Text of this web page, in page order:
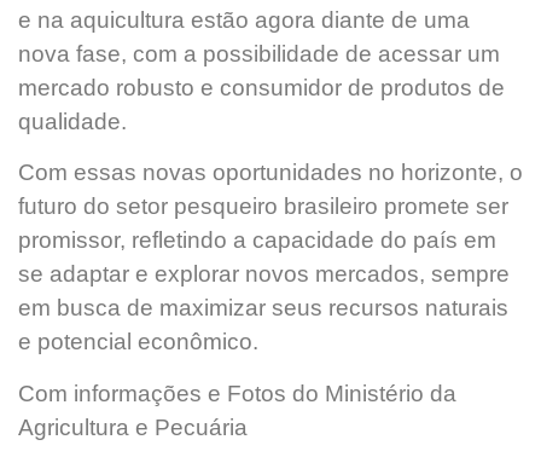
e na aquicultura estão agora diante de uma
nova fase, com a possibilidade de acessar um
mercado robusto e consumidor de produtos de
qualidade.
Com essas novas oportunidades no horizonte, o
futuro do setor pesqueiro brasileiro promete ser
promissor, refletindo a capacidade do país em
se adaptar e explorar novos mercados, sempre
em busca de maximizar seus recursos naturais
e potencial econômico.
Com informações e Fotos do Ministério da
Agricultura e Pecuária